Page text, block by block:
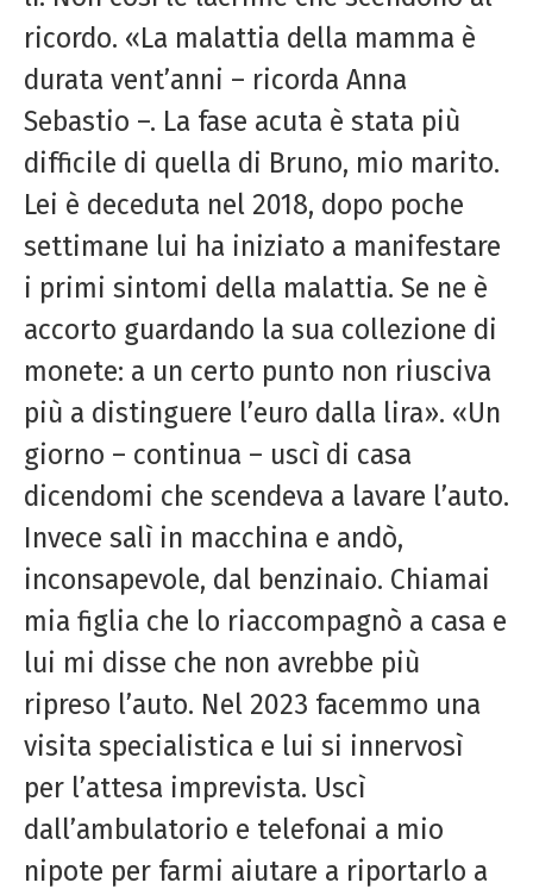
ricordo. «La malattia della mamma è
durata vent’anni – ricorda Anna
Sebastio –. La fase acuta è stata più
difficile di quella di Bruno, mio marito.
Lei è deceduta nel 2018, dopo poche
settimane lui ha iniziato a manifestare
i primi sintomi della malattia. Se ne è
accorto guardando la sua collezione di
monete: a un certo punto non riusciva
più a distinguere l’euro dalla lira». «Un
giorno – continua – uscì di casa
dicendomi che scendeva a lavare l’auto.
Invece salì in macchina e andò,
inconsapevole, dal benzinaio. Chiamai
mia figlia che lo riaccompagnò a casa e
lui mi disse che non avrebbe più
ripreso l’auto. Nel 2023 facemmo una
visita specialistica e lui si innervosì
per l’attesa imprevista. Uscì
dall’ambulatorio e telefonai a mio
nipote per farmi aiutare a riportarlo a